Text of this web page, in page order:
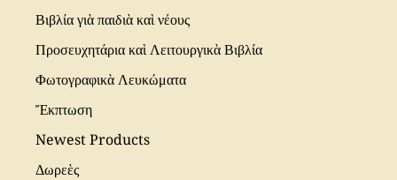
Βιβλία γιὰ παιδιὰ καὶ νέους
Προσευχητάρια καὶ Λειτουργικὰ Βιβλία
Φωτογραφικὰ Λευκώματα
Ἔκπτωση
Newest Products
Δωρεὲς